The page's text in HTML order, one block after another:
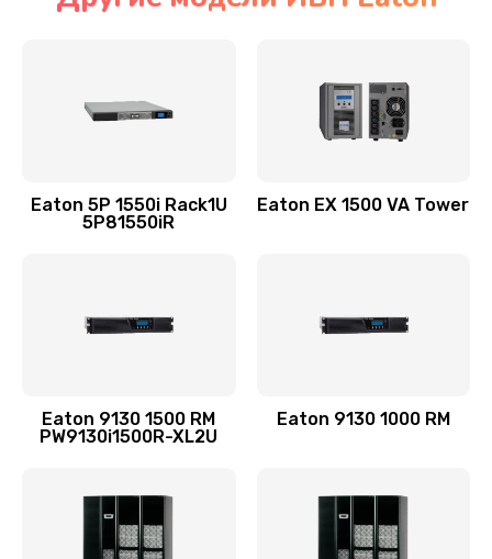
Eaton 5P 1550i Rack1U
5P81550iR
Eaton EX 1500 VA Tower
Eaton 9130 1500 RM
PW9130i1500R-XL2U
Eaton 9130 1000 RM